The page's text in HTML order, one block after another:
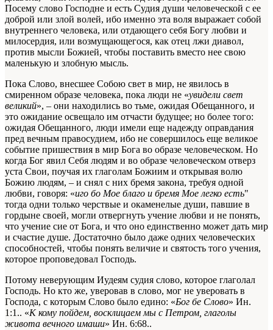
Посему слово Господне и есть Судия души человеческой с ее
доброй или злой волей, ибо именно эта воля выражает собой
внутреннего человека, или отдающего себя Богу любви и
милосердия, или возмущающегося, как отец лжи диавол,
против мысли Божией, чтобы поставить вместо нее свою
маленькую и злобную мысль.
Пока Слово, внесшее Собою свет в мир, не явилось в
смиренном образе человека, пока люди не «увидели свет
великий», – они находились во тьме, ожидая Обещанного, и
это ожидание освещало им отчасти будущее; но более того:
ожидая Обещанного, люди имели еще надежду оправдания
пред вечным правосудием, ибо не совершилось еще великое
событие пришествия в мир Бога во образе человеческом. Но
когда Бог явил Себя людям и во образе человеческом отверз
уста Свои, поучая их глаголам Божиим и открывая волю
Божию людям, – и снял с них бремя закона, требуя одной
любви, говоря: «иго бо Мое благо и бремя Мое легко есть"
тогда одни только черствые и окаменелые души, павшие в
гордыне своей, могли отвергнуть учение любви и не понять,
что учение сие от Бога, и что оно единственно может дать мир
и счастие душе. Достаточно было даже одних человеческих
способностей, чтобы понять величие и святость того учения,
которое проповедовал Господь.
Потому неверующим Иудеям судия слово, которое глаголал
Господь. Но кто же, уверовав в слово, мог не уверовать в
Господа, с которым Слово было едино: «Бог бе Слово» Ин.
1:1.. «К кому пойдем, восклицаем мы с Петром, глаголы
живота вечного имаши» Ин. 6:68..